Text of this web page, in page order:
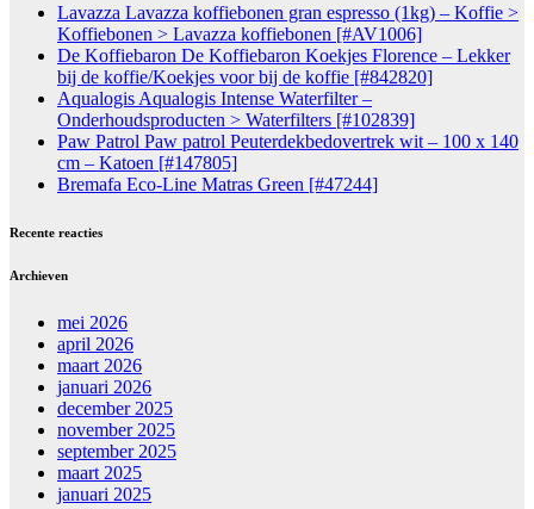
Lavazza Lavazza koffiebonen gran espresso (1kg) – Koffie >
Koffiebonen > Lavazza koffiebonen [#AV1006]
De Koffiebaron De Koffiebaron Koekjes Florence – Lekker
bij de koffie/Koekjes voor bij de koffie [#842820]
Aqualogis Aqualogis Intense Waterfilter –
Onderhoudsproducten > Waterfilters [#102839]
Paw Patrol Paw patrol Peuterdekbedovertrek wit – 100 x 140
cm – Katoen [#147805]
Bremafa Eco-Line Matras Green [#47244]
Recente reacties
Archieven
mei 2026
april 2026
maart 2026
januari 2026
december 2025
november 2025
september 2025
maart 2025
januari 2025